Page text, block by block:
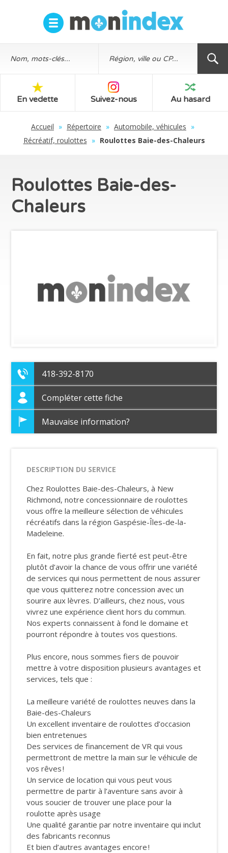
En vedette Suivez-nous Au hasard
Accueil » Répertoire » Automobile, véhicules »
Récréatif, roulottes » Roulottes Baie-des-Chaleurs
Roulottes Baie-des-
Chaleurs
418-392-8170
Compléter cette fiche
Mauvaise information?
DESCRIPTION DU SERVICE
Chez Roulottes Baie-des-Chaleurs, à New
Richmond, notre concessionnaire de roulottes
vous offre la meilleure sélection de véhicules
récréatifs dans la région Gaspésie-Îles-de-la-
Madeleine.
En fait, notre plus grande fierté est peut-être
plutôt d’avoir la chance de vous offrir une variété
de services qui nous permettent de nous assurer
que vous quitterez notre concession avec un
sourire aux lèvres. D’ailleurs, chez nous, vous
vivrez une expérience client hors du commun.
Nos experts connaissent à fond le domaine et
pourront répondre à toutes vos questions.
Plus encore, nous sommes fiers de pouvoir
mettre à votre disposition plusieurs avantages et
services, tels que :
La meilleure variété de roulottes neuves dans la
Baie-des-Chaleurs
Un excellent inventaire de roulottes d’occasion
bien entretenues
Des services de financement de VR qui vous
permettront de mettre la main sur le véhicule de
vos rêves !
Un service de location qui vous peut vous
permettre de partir à l’aventure sans avoir à
vous soucier de trouver une place pour la
roulotte après usage
Une qualité garantie par notre inventaire qui inclut
des fabricants reconnus
Et bien d’autres avantages encore !